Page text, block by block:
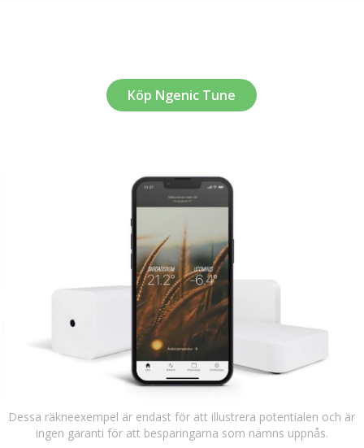
Köp Ngenic Tune
Dessa räkneexempel är endast för att illustrera potentialen och är
ingen garanti för att besparingarna som nämns uppnås.